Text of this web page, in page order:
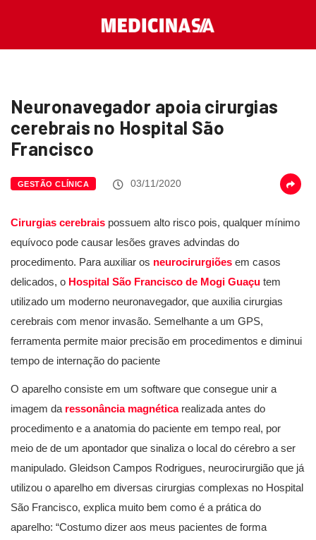
Neuronavegador apoia cirurgias
cerebrais no Hospital São
Francisco
GESTÃO CLÍNICA 03/11/2020
Cirurgias cerebrais possuem alto risco pois, qualquer mínimo
equívoco pode causar lesões graves advindas do
procedimento. Para auxiliar os neurocirurgiões em casos
delicados, o Hospital São Francisco de Mogi Guaçu tem
utilizado um moderno neuronavegador, que auxilia cirurgias
cerebrais com menor invasão. Semelhante a um GPS,
ferramenta permite maior precisão em procedimentos e diminui
tempo de internação do paciente
O aparelho consiste em um software que consegue unir a
imagem da ressonância magnéticarealizada antes do
procedimento e a anatomia do paciente em tempo real, por
meio de de um apontador que sinaliza o local do cérebro a ser
manipulado. Gleidson Campos Rodrigues, neurocirurgião que já
utilizou o aparelho em diversas cirurgias complexas no Hospital
São Francisco, explica muito bem como é a prática do
aparelho: “Costumo dizer aos meus pacientes de forma